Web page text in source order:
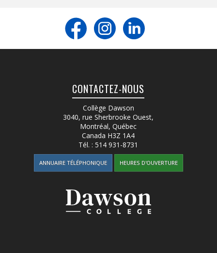
CONTACTEZ-NOUS
Collège Dawson
3040, rue Sherbrooke Ouest,
Montréal, Québec
Canada H3Z 1A4
Tél. :514 931-8731
ANNUAIRE TÉLÉPHONIQUE HEURES D'OUVERTURE